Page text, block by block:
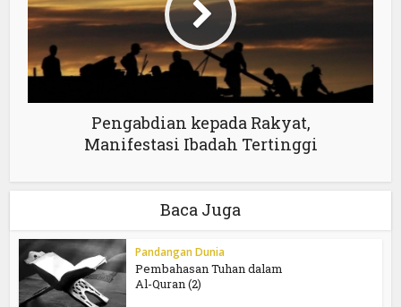
Pengabdian kepada Rakyat,
Manifestasi Ibadah Tertinggi
Baca Juga
Pandangan Dunia
Pembahasan Tuhan dalam
Al-Quran (2)